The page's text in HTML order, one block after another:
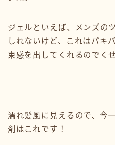
ジェルといえば、メンズの
しれないけど、これはパキ
束感を出してくれるのでく
濡れ髪風に見えるので、今
剤はこれです！